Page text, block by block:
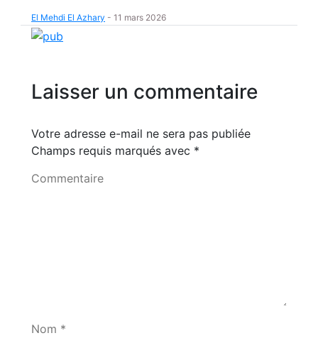
El Mehdi El Azhary - 11 mars 2026
Laisser un commentaire
Votre adresse e-mail ne sera pas publiée
Champs requis marqués avec *
Commentaire
Nom *